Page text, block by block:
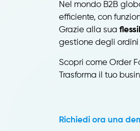
Nel mondo B2B
efficiente, con
Grazie alla sua
gestione degli
Scopri come Order
Trasforma il tuo
Richiedi ora una